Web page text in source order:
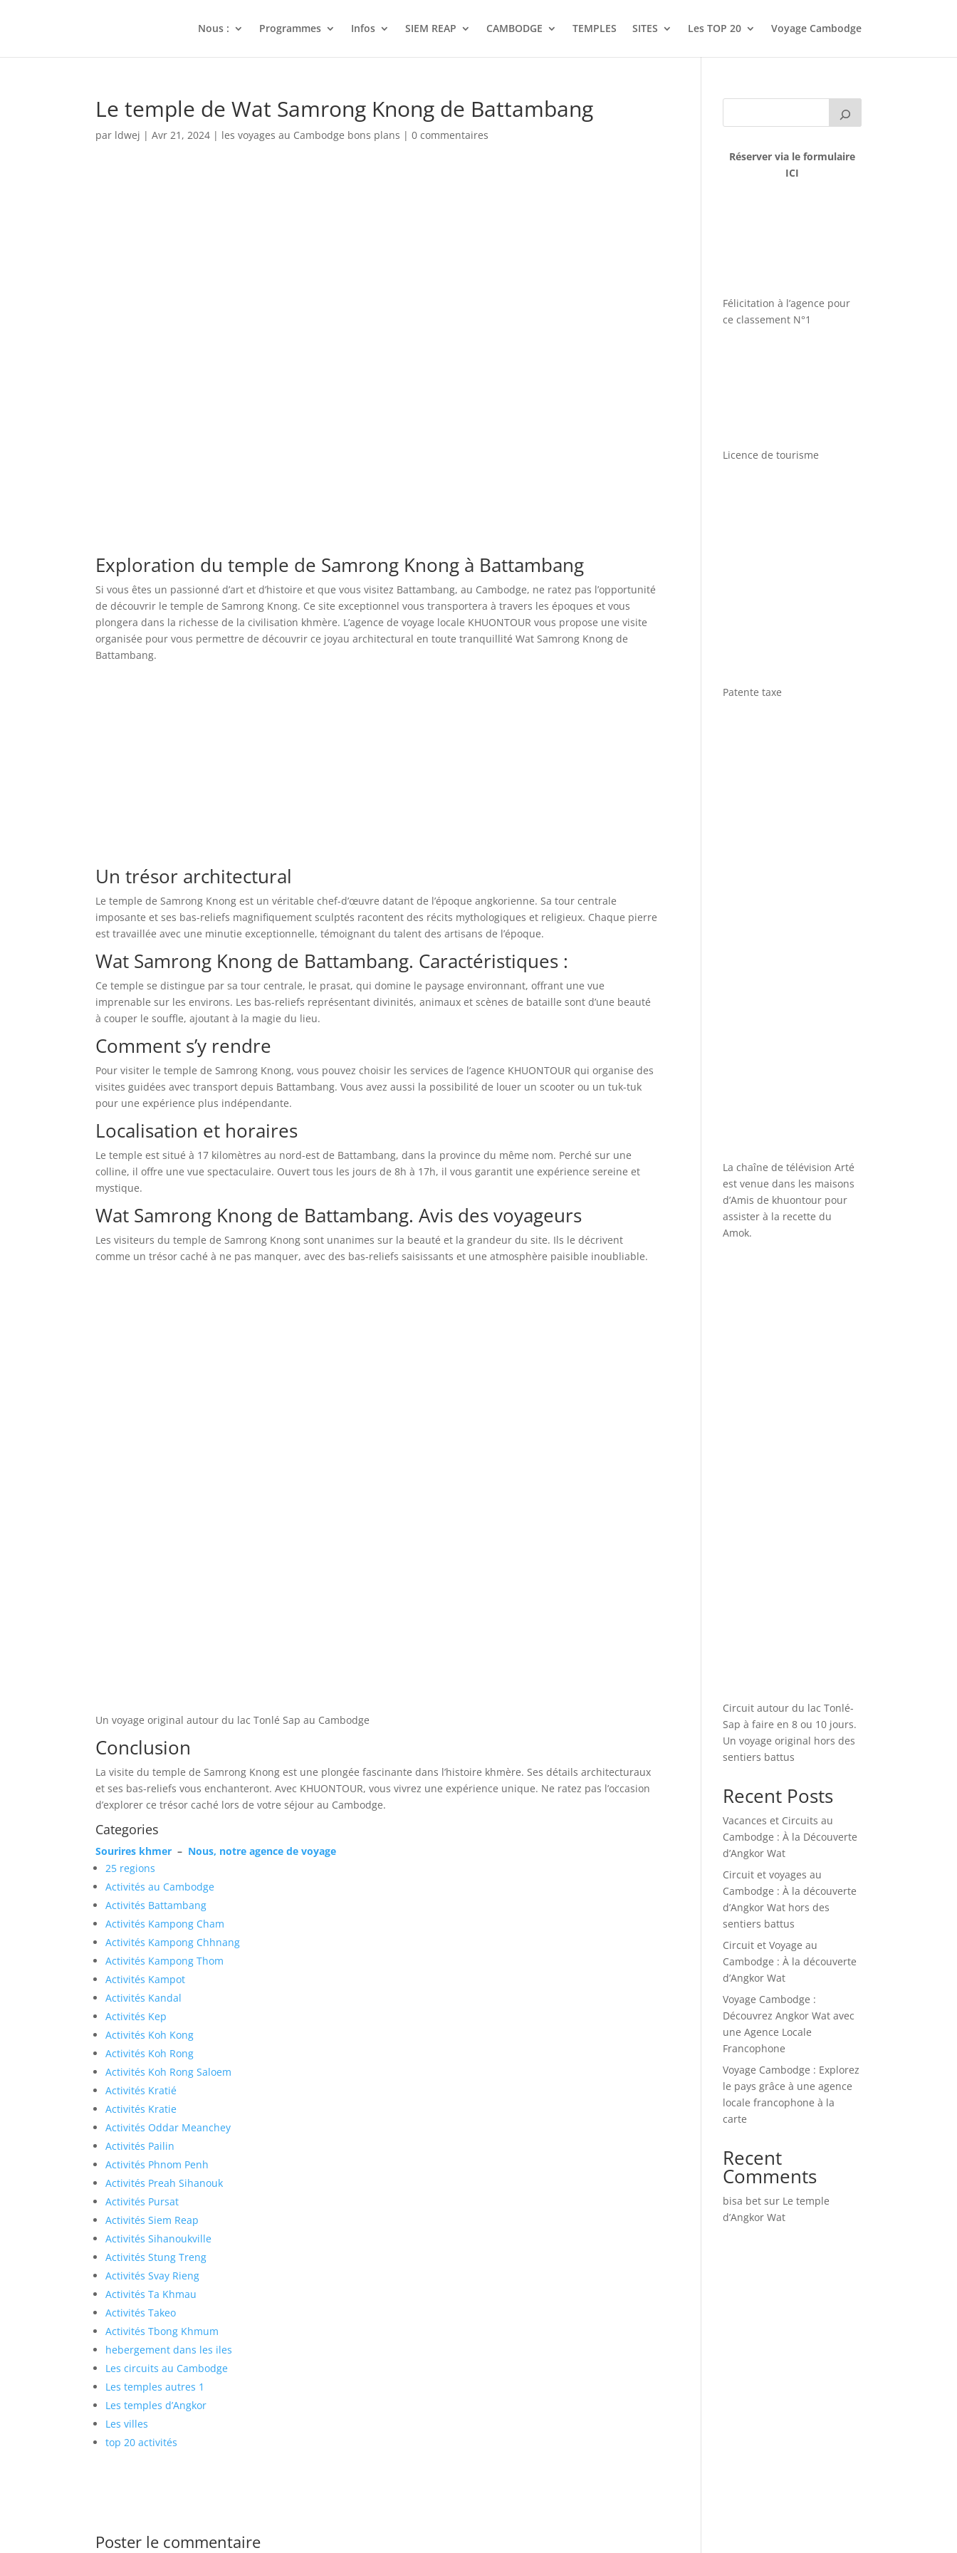
Nous : Programmes Infos SIEM REAP CAMBODGE TEMPLES SITES Les TOP 20 Voyage Cambodge
Le temple de Wat Samrong Knong de Battambang
par ldwej |Avr 21, 2024 | les voyages au Cambodge bons plans |0 commentaires
Exploration du temple de Samrong Knong à Battambang
Si vous êtes un passionné d’art et d’histoire et que vous visitez Battambang, au Cambodge, ne ratez pas l’opportunité
de découvrir le temple de Samrong Knong. Ce site exceptionnel vous transportera à travers les époques et vous
plongera dans la richesse de la civilisation khmère. L’agence de voyage locale KHUONTOUR vous propose une visite
organisée pour vous permettre de découvrir ce joyau architectural en toute tranquillité Wat Samrong Knong de
Battambang.
Un trésor architectural
Le temple de Samrong Knong est un véritable chef-d’œuvre datant de l’époque angkorienne. Sa tour centrale
imposante et ses bas-reliefs magnifiquement sculptés racontent des récits mythologiques et religieux. Chaque pierre
est travaillée avec une minutie exceptionnelle, témoignant du talent des artisans de l’époque.
Wat Samrong Knong de Battambang. Caractéristiques :
Ce temple se distingue par sa tour centrale, le prasat, qui domine le paysage environnant, offrant une vue
imprenable sur les environs. Les bas-reliefs représentant divinités, animaux et scènes de bataille sont d’une beauté
à couper le souffle, ajoutant à la magie du lieu.
Comment s’y rendre
Pour visiter le temple de Samrong Knong, vous pouvez choisir les services de l’agence KHUONTOUR qui organise des
visites guidées avec transport depuis Battambang. Vous avez aussi la possibilité de louer un scooter ou un tuk-tuk
pour une expérience plus indépendante.
Localisation et horaires
Le temple est situé à 17 kilomètres au nord-est de Battambang, dans la province du même nom. Perché sur une
colline, il offre une vue spectaculaire. Ouvert tous les jours de 8h à 17h, il vous garantit une expérience sereine et
mystique.
Wat Samrong Knong de Battambang. Avis des voyageurs
Les visiteurs du temple de Samrong Knong sont unanimes sur la beauté et la grandeur du site. Ils le décrivent
comme un trésor caché à ne pas manquer, avec des bas-reliefs saisissants et une atmosphère paisible inoubliable.
Un voyage original autour du lac Tonlé Sap au Cambodge
Conclusion
La visite du temple de Samrong Knong est une plongée fascinante dans l’histoire khmère. Ses détails architecturaux
et ses bas-reliefs vous enchanteront. Avec KHUONTOUR, vous vivrez une expérience unique. Ne ratez pas l’occasion
d’explorer ce trésor caché lors de votre séjour au Cambodge.
Categories
Sourires khmer – Nous, notre agence de voyage
25 regions
Activités au Cambodge
Activités Battambang
Activités Kampong Cham
Activités Kampong Chhnang
Activités Kampong Thom
Activités Kampot
Activités Kandal
Activités Kep
Activités Koh Kong
Activités Koh Rong
Activités Koh Rong Saloem
Activités Kratié
Activités Kratie
Activités Oddar Meanchey
Activités Pailin
Activités Phnom Penh
Activités Preah Sihanouk
Activités Pursat
Activités Siem Reap
Activités Sihanoukville
Activités Stung Treng
Activités Svay Rieng
Activités Ta Khmau
Activités Takeo
Activités Tbong Khmum
hebergement dans les iles
Les circuits au Cambodge
Les temples autres 1
Les temples d’Angkor
Les villes
top 20 activités
Poster le commentaire
Réserver via le formulaire
ICI
Félicitation à l’agence pour
ce classement N°1
Licence de tourisme
Patente taxe
La chaîne de télévision Arté
est venue dans les maisons
d’Amis de khuontour pour
assister à la recette du
Amok.
Circuit autour du lac Tonlé-
Sap à faire en 8 ou 10 jours.
Un voyage original hors des
sentiers battus
Recent Posts
Vacances et Circuits au
Cambodge : À la Découverte
d’Angkor Wat
Circuit et voyages au
Cambodge : À la découverte
d’Angkor Wat hors des
sentiers battus
Circuit et Voyage au
Cambodge : À la découverte
d’Angkor Wat
Voyage Cambodge :
Découvrez Angkor Wat avec
une Agence Locale
Francophone
Voyage Cambodge : Explorez
le pays grâce à une agence
locale francophone à la
carte
Recent
Comments
bisa bet sur Le temple
d’Angkor Wat